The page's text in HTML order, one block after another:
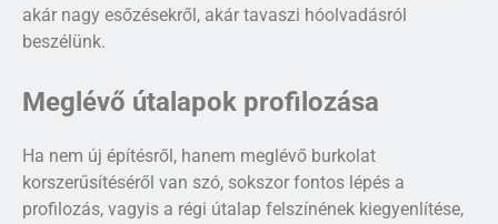
akár nagy esőzésekről, akár tavaszi hóolvadásról
beszélünk.
Meglévő útalapok profilozása
Ha nem új építésről, hanem meglévő burkolat
korszerűsítéséről van szó, sokszor fontos lépés a
profilozás, vagyis a régi útalap felszínének kiegyenlítése,